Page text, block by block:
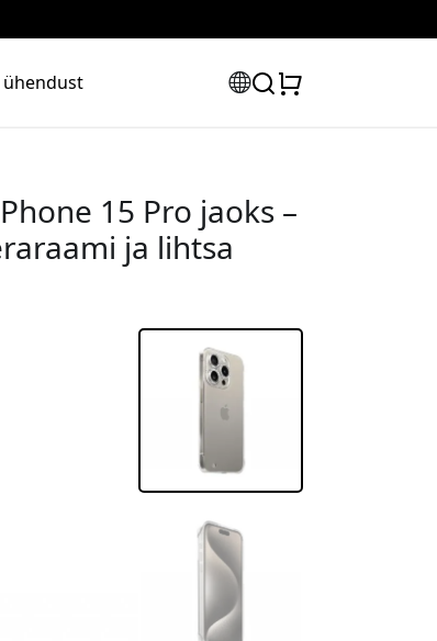
15 Pro jaoks –
ja lihtsa